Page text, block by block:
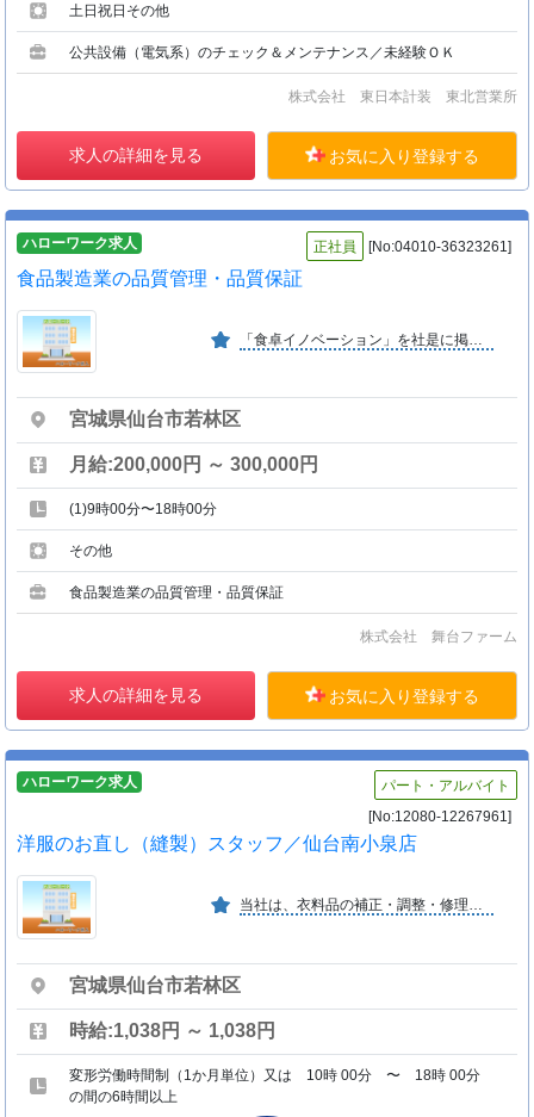
土日祝日その他
公共設備（電気系）のチェック＆メンテナンス／未経験ＯＫ
株式会社 東日本計装 東北営業所
求人の詳細を見る お気に入り登録する
ハローワーク求人 正社員 [No:04010-36323261]
食品製造業の品質管理・品質保証
「食卓イノベーション」を社是に掲げ、消費者の皆さまに心より喜んで頂く為、美味しいおかず、ごはん、飲み物を提案していきたいと考えております。
宮城県仙台市若林区
月給:200,000円 ～ 300,000円
(1)9時00分〜18時00分
その他
食品製造業の品質管理・品質保証
株式会社 舞台ファーム
求人の詳細を見る お気に入り登録する
ハローワーク求人
パート・アルバイト
[No:12080-12267961]
洋服のお直し（縫製）スタッフ／仙台南小泉店
当社は、衣料品の補正・調整・修理・リメイクのお直し専門店を北海道から沖縄まで全国３００店舗を運営しており、幅広い年齢層の方に支持されています。
宮城県仙台市若林区
時給:1,038円 ～ 1,038円
変形労働時間制（1か月単位）又は 10時 00分 〜 18時 00分
の間の6時間以上